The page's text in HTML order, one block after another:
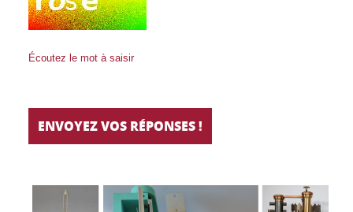
Écoutez le mot à saisir